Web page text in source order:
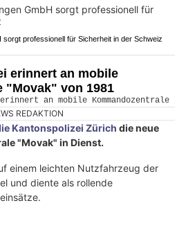
professionell für Sicherheit in der Schweiz
erinnert an mobile
"Movak" von 1981
REDAKTION
Kantonspolizei Zürich die neue
"Movak" in Dienst.
einem leichten Nutzfahrzeug der
und diente als rollende